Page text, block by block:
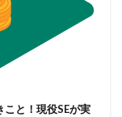
と！現役SEが実